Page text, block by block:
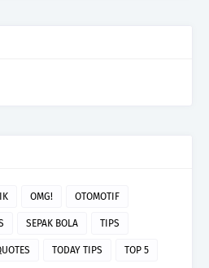
OMG! OTOMOTIF
SEPAK BOLA TIPS
TODAY TIPS TOP 5